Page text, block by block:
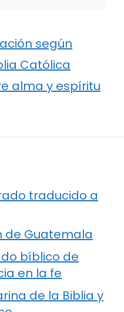
según
Católica
alma y espíritu
traducido a
de Guatemala
bíblico de
en la fe
de la Biblia y